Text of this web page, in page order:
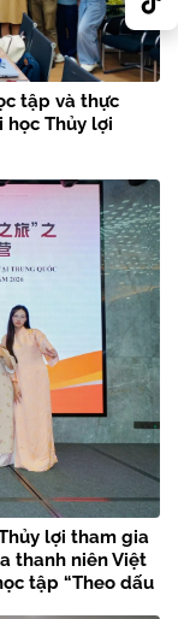
tập và thực
học Thủy lợi
lợi tham gia
thanh niên Việt
tập “Theo dấu